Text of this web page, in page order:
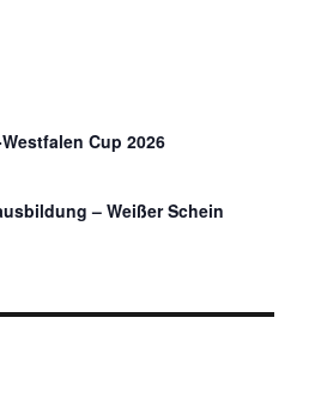
Cup 2026
– Weißer Schein